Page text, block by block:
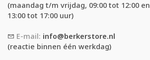
(maandag t/m vrijdag, 09:00 tot 12:00 en
13:00 tot 17:00 uur)
E-mail: info@berkerstore.nl
(reactie binnen één werkdag)